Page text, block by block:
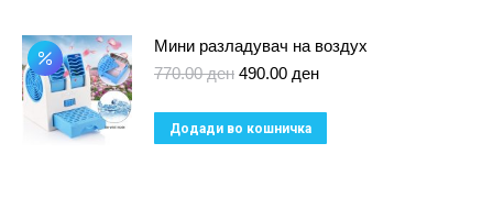
has
multiple
The
Мини разладувач на воздух
770.00ден Original
was:
770.00 ден.
490.00 денCurrent
is:
Додади во кошничка